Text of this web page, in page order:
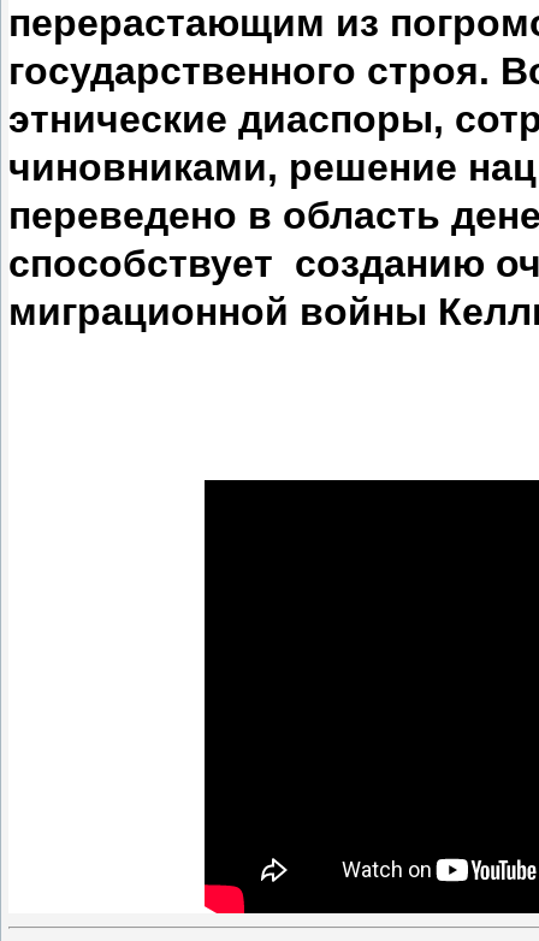
перерастающим из
государственного строя.
этнические диаспоры,
чиновниками, решение
переведено в область
способствует созданию
миграционной войны